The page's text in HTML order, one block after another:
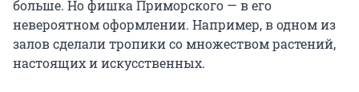
больше. Но фишка Приморского — в его
невероятном оформлении. Например, в одном из
залов сделали тропики со множеством растений,
настоящих и искусственных.